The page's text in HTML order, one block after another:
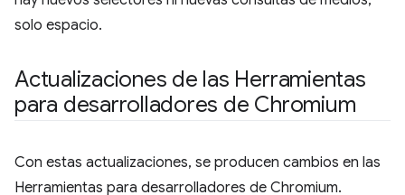
solo espacio.
Actualizaciones de las Herramientas
para desarrolladores de Chromium
Con estas actualizaciones, se producen cambios en las
Herramientas para desarrolladores de Chromium.